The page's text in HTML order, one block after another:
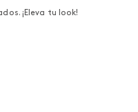
¡Eleva tu look!